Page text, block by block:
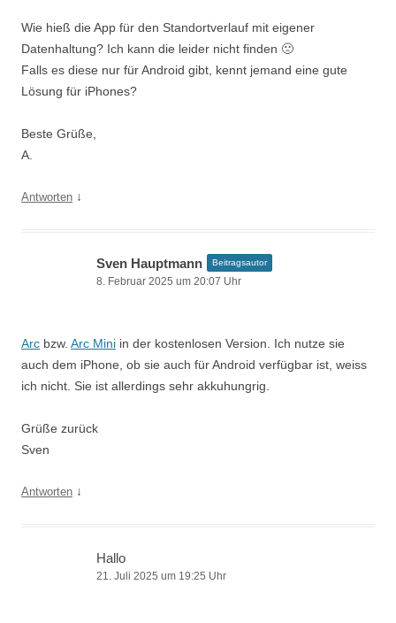
Wie hieß die App für den Standortverlauf mit eigener
Datenhaltung? Ich kann die leider nicht finden 🙁
Falls es diese nur für Android gibt, kennt jemand eine gute
Lösung für iPhones?
Beste Grüße,
A.
Antworten ↓
Sven Hauptmann Beitragsautor
8. Februar 2025 um 20:07 Uhr
Arc bzw. Arc Mini in der kostenlosen Version. Ich nutze sie
auch dem iPhone, ob sie auch für Android verfügbar ist, weiss
ich nicht. Sie ist allerdings sehr akkuhungrig.
Grüße zurück
Sven
Antworten ↓
Hallo
21. Juli 2025 um 19:25 Uhr